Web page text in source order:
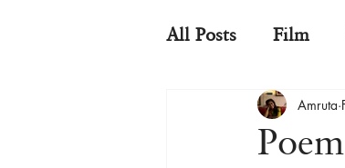
All Posts Film
Amruta